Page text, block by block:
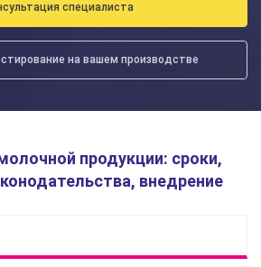
специалиста
на вашем производстве
продукции: сроки,
внедрение